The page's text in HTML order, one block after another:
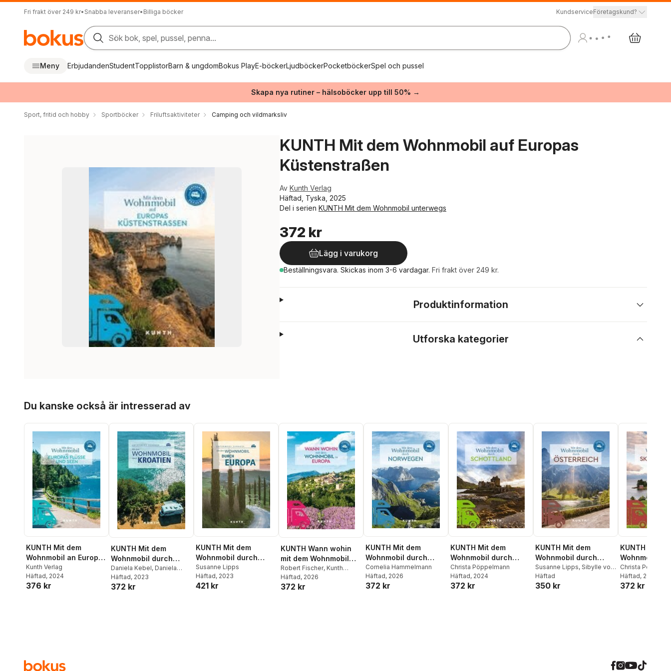
Fri frakt över 249 kr• Snabba leveranser• Billiga böcker KundserviceFöretagskund?
Sök bok, spel, pussel, penna...
Meny ErbjudandenStudentTopplistorBarn & ungdomBokus PlayE-böckerLjudböckerPocketböckerSpel och pussel
Skapa nya rutiner – hälsoböcker upp till 50% →
Sport, fritid och hobby Sportböcker Friluftsaktiviteter Camping och vildmarksliv
KUNTH Mit dem Wohnmobil auf Europas
Küstenstraßen
Av Kunth Verlag
Häftad, Tyska, 2025
Del i serien KUNTH Mit dem Wohnmobil unterwegs
372 kr
Lägg i varukorg
Beställningsvara. Skickas inom 3-6 vardagar. Fri frakt över 249 kr.
Produktinformation
Utforska kategorier
Du kanske också är intresserad av
KUNTH Mit dem
Wohnmobil an Europas
Flüsse und Seen
Kunth Verlag
Häftad, 2024
376 kr
KUNTH Mit dem
Wohnmobil durch
Kroatien
Daniela Kebel, Daniela
Schetar ,Iris Schaper
Sibylle von Kapff
Häftad, 2023
372 kr
KUNTH Mit dem
Wohnmobil durch
Europa
Susanne Lipps
Häftad, 2023
421 kr
KUNTH Wann wohin
mit dem Wohnmobil
Europa
Robert Fischer, Kunth
Verlag
Häftad, 2026
372 kr
KUNTH Mit dem
Wohnmobil durch
Norwegen
Cornelia Hammelmann
Häftad, 2026
372 kr
KUNTH Mit dem
Wohnmobil durch
Schottland
Christa Pöppelmann
Häftad, 2024
372 kr
KUNTH Mit dem
Wohnmobil durch
Österreich
Susanne Lipps, Sibylle von
Kapff,
Heiner Newe
Häftad
350 kr
KUNTH Mit
Wohnmobil
Skandinavien
Christa
Kornkamp
Hammelmann
Häftad, 2026
372 kr